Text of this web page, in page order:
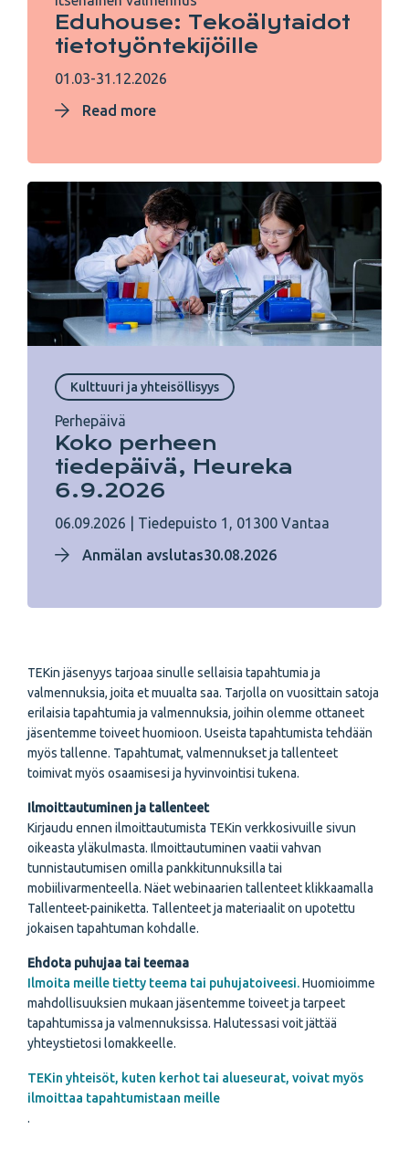
Eduhouse: Tekoälytaidot
tietotyöntekijöille
01.03-31.12.2026
Read more
Kulttuuri ja yhteisöllisyys
Perhepäivä
Koko perheen
tiedepäivä, Heureka
6.9.2026
06.09.2026
Tiedepuisto 1, 01300 Vantaa
Anmälan avslutas30.08.2026
TEKin jäsenyys tarjoaa sinulle sellaisia tapahtumia ja
valmennuksia, joita et muualta saa. Tarjolla on vuosittain satoja
erilaisia tapahtumia ja valmennuksia, joihin olemme ottaneet
jäsentemme toiveet huomioon. Useista tapahtumista tehdään
myös tallenne. Tapahtumat, valmennukset ja tallenteet
toimivat myös osaamisesi ja hyvinvointisi tukena.
Ilmoittautuminen ja tallenteet
Kirjaudu ennen ilmoittautumista TEKin verkkosivuille sivun
oikeasta yläkulmasta. Ilmoittautuminen vaatii vahvan
tunnistautumisen omilla pankkitunnuksilla tai
mobiilivarmenteella. Näet webinaarien tallenteet klikkaamalla
Tallenteet-painiketta. Tallenteet ja materiaalit on upotettu
jokaisen tapahtuman kohdalle.
Ehdota puhujaa tai teemaa
Ilmoita meille tietty teema tai puhujatoiveesi.Huomioimme
mahdollisuuksien mukaan jäsentemme toiveet ja tarpeet
tapahtumissa ja valmennuksissa. Halutessasi voit jättää
yhteystietosi lomakkeelle.
TEKin yhteisöt, kuten kerhot tai alueseurat, voivat myös
ilmoittaa tapahtumistaan meille
.